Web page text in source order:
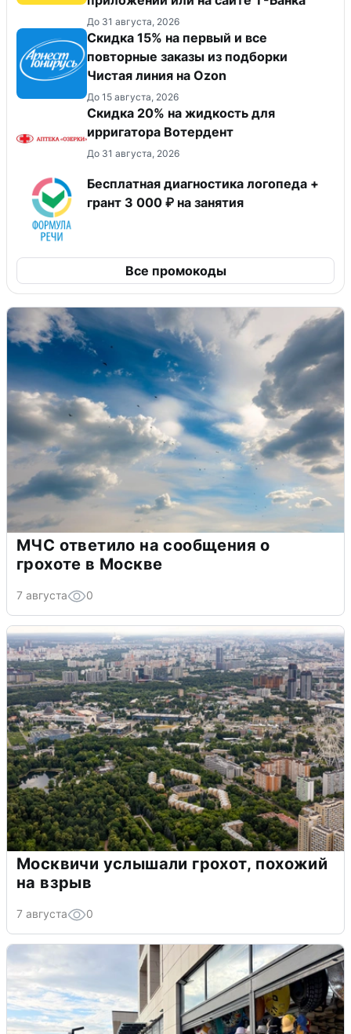
До 31 августа, 2026
Скидка 15% на первый и все
повторные заказы из подборки
Чистая линия на Ozon
До 15 августа, 2026
Скидка 20% на жидкость для
ирригатора Вотердент
До 31 августа, 2026
Бесплатная диагностика логопеда +
грант 3 000 ₽ на занятия
Все промокоды
МЧС ответило на сообщения о
грохоте в Москве
7 августа 0
Москвичи услышали грохот, похожий
на взрыв
7 августа 0